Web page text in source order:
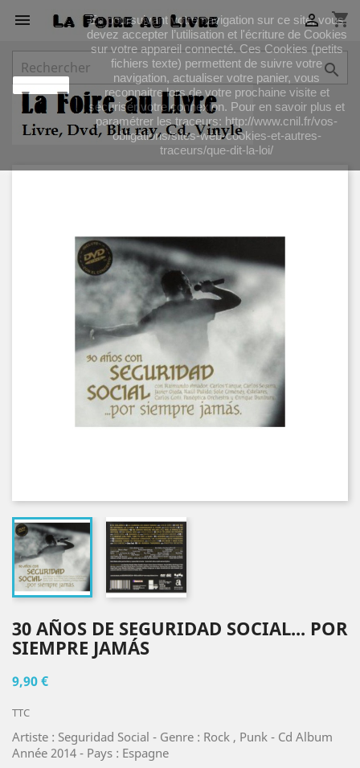
J'accepte
En poursuivant votre navigation sur ce site, vous
devez accepter l’utilisation et l'écriture de Cookies
sur votre appareil connecté. Ces Cookies (petits
fichiers texte) permettent de suivre votre
navigation, actualiser votre panier, vous
reconnaitre lors de votre prochaine visite et
sécuriser votre connexion. Pour en savoir plus et
paramétrer les traceurs: http://www.cnil.fr/vos-
obligations/sites-web-cookies-et-autres-
traceurs/que-dit-la-loi/
 shopping_cart


30 AÑOS DE SEGURIDAD SOCIAL... POR
SIEMPRE JAMÁS
9,90 €
TTC
Artiste : Seguridad Social - Genre : Rock , Punk - Cd Album
Année 2014 - Pays : Espagne